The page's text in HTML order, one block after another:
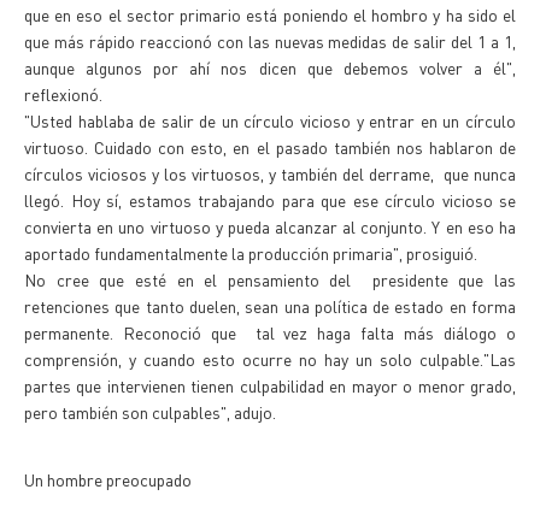
que en eso el sector primario está poniendo el hombro y ha sido el
que más rápido reaccionó con las nuevas medidas de salir del 1 a 1,
aunque algunos por ahí nos dicen que debemos volver a él",
reflexionó.
"Usted hablaba de salir de un círculo vicioso y entrar en un círculo
virtuoso. Cuidado con esto, en el pasado también nos hablaron de
círculos viciosos y los virtuosos, y también del derrame, que nunca
llegó. Hoy sí, estamos trabajando para que ese círculo vicioso se
convierta en uno virtuoso y pueda alcanzar al conjunto. Y en eso ha
aportado fundamentalmente la producción primaria", prosiguió.
No cree que esté en el pensamiento del presidente que las
retenciones que tanto duelen, sean una política de estado en forma
permanente. Reconoció que tal vez haga falta más diálogo o
comprensión, y cuando esto ocurre no hay un solo culpable."Las
partes que intervienen tienen culpabilidad en mayor o menor grado,
pero también son culpables", adujo.
Un hombre preocupado